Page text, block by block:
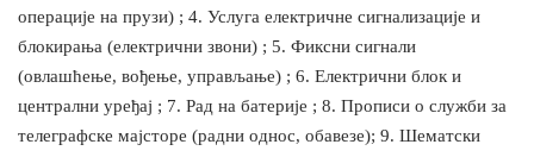
операције на прузи) ; 4. Услуга електричне сигнализације и
блокирања (електрични звони) ; 5. Фиксни сигнали
(овлашћење, вођење, управљање) ; 6. Електрични блок и
централни уређај ; 7. Рад на батерије ; 8. Прописи о служби за
телеграфске мајсторе (радни однос, обавезе); 9. Шематски